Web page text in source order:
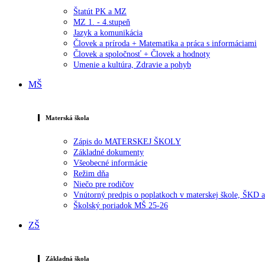
Štatút PK a MZ
MZ 1. - 4.stupeň
Jazyk a komunikácia
Človek a príroda + Matematika a práca s informáciami
Človek a spoločnosť + Človek a hodnoty
Umenie a kultúra, Zdravie a pohyb
MŠ
Materská škola
Zápis do MATERSKEJ ŠKOLY
Základné dokumenty
Všeobecné informácie
Režim dňa
Niečo pre rodičov
Vnútorný predpis o poplatkoch v materskej škole, ŠKD
Školský poriadok MŠ 25-26
ZŠ
Základná škola